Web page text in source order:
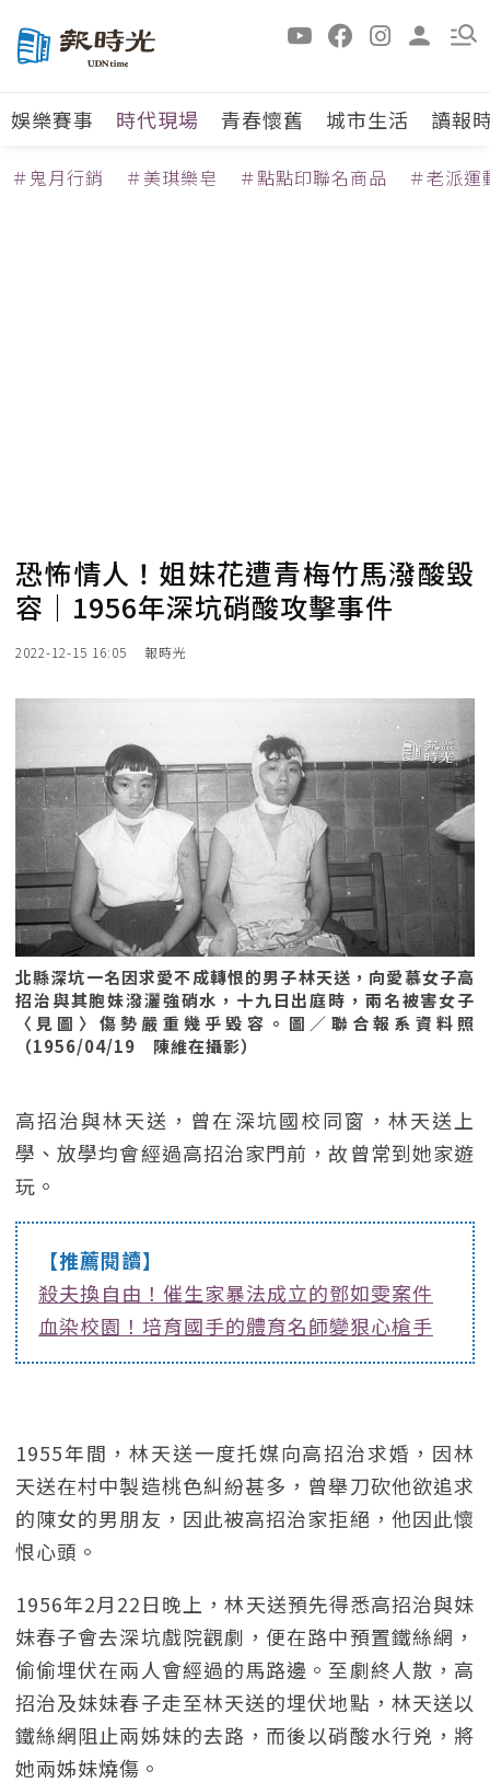
娛樂賽事 時代現場 青春懷舊 城市生活 讀報
＃鬼月行銷 ＃美琪樂皂 ＃點點印聯名商品 ＃老派運
恐怖情人！姐妹花遭青梅竹馬潑酸毀
容｜1956年深坑硝酸攻擊事件
2022-12-15 16:05 報時光
北縣深坑一名因求愛不成轉恨的男子林天送，向愛慕女子高
招治與其胞妹潑灑強硝水，十九日出庭時，兩名被害女子
〈見圖〉傷勢嚴重幾乎毀容。圖／聯合報系資料照
（1956/04/19 陳維在攝影）
高招治與林天送，曾在深坑國校同窗，林天送上
學、放學均會經過高招治家門前，故曾常到她家遊
玩。
【推薦閱讀】
殺夫換自由！催生家暴法成立的鄧如雯案件
血染校園！培育國手的體育名師變狠心槍手
1955年間，林天送一度托媒向高招治求婚，因林
天送在村中製造桃色糾紛甚多，曾舉刀砍他欲追求
的陳女的男朋友，因此被高招治家拒絕，他因此懷
恨心頭。
1956年2月22日晚上，林天送預先得悉高招治與妹
妹春子會去深坑戲院觀劇，便在路中預置鐵絲網，
偷偷埋伏在兩人會經過的馬路邊。至劇終人散，高
招治及妹妹春子走至林天送的埋伏地點，林天送以
鐵絲網阻止兩姊妹的去路，而後以硝酸水行兇，將
她兩姊妹燒傷。